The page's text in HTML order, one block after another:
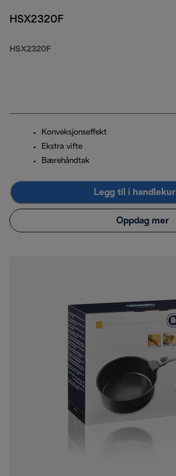
HSX2320F
HSX2320F
Konveksjonseffekt
Ekstra vifte
Bærehåndtak
Legg til i
Oppdag mer